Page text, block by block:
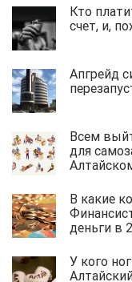
Кто
счет, и,
Апгрейд
Всем
для
В какие
деньги в
У кого